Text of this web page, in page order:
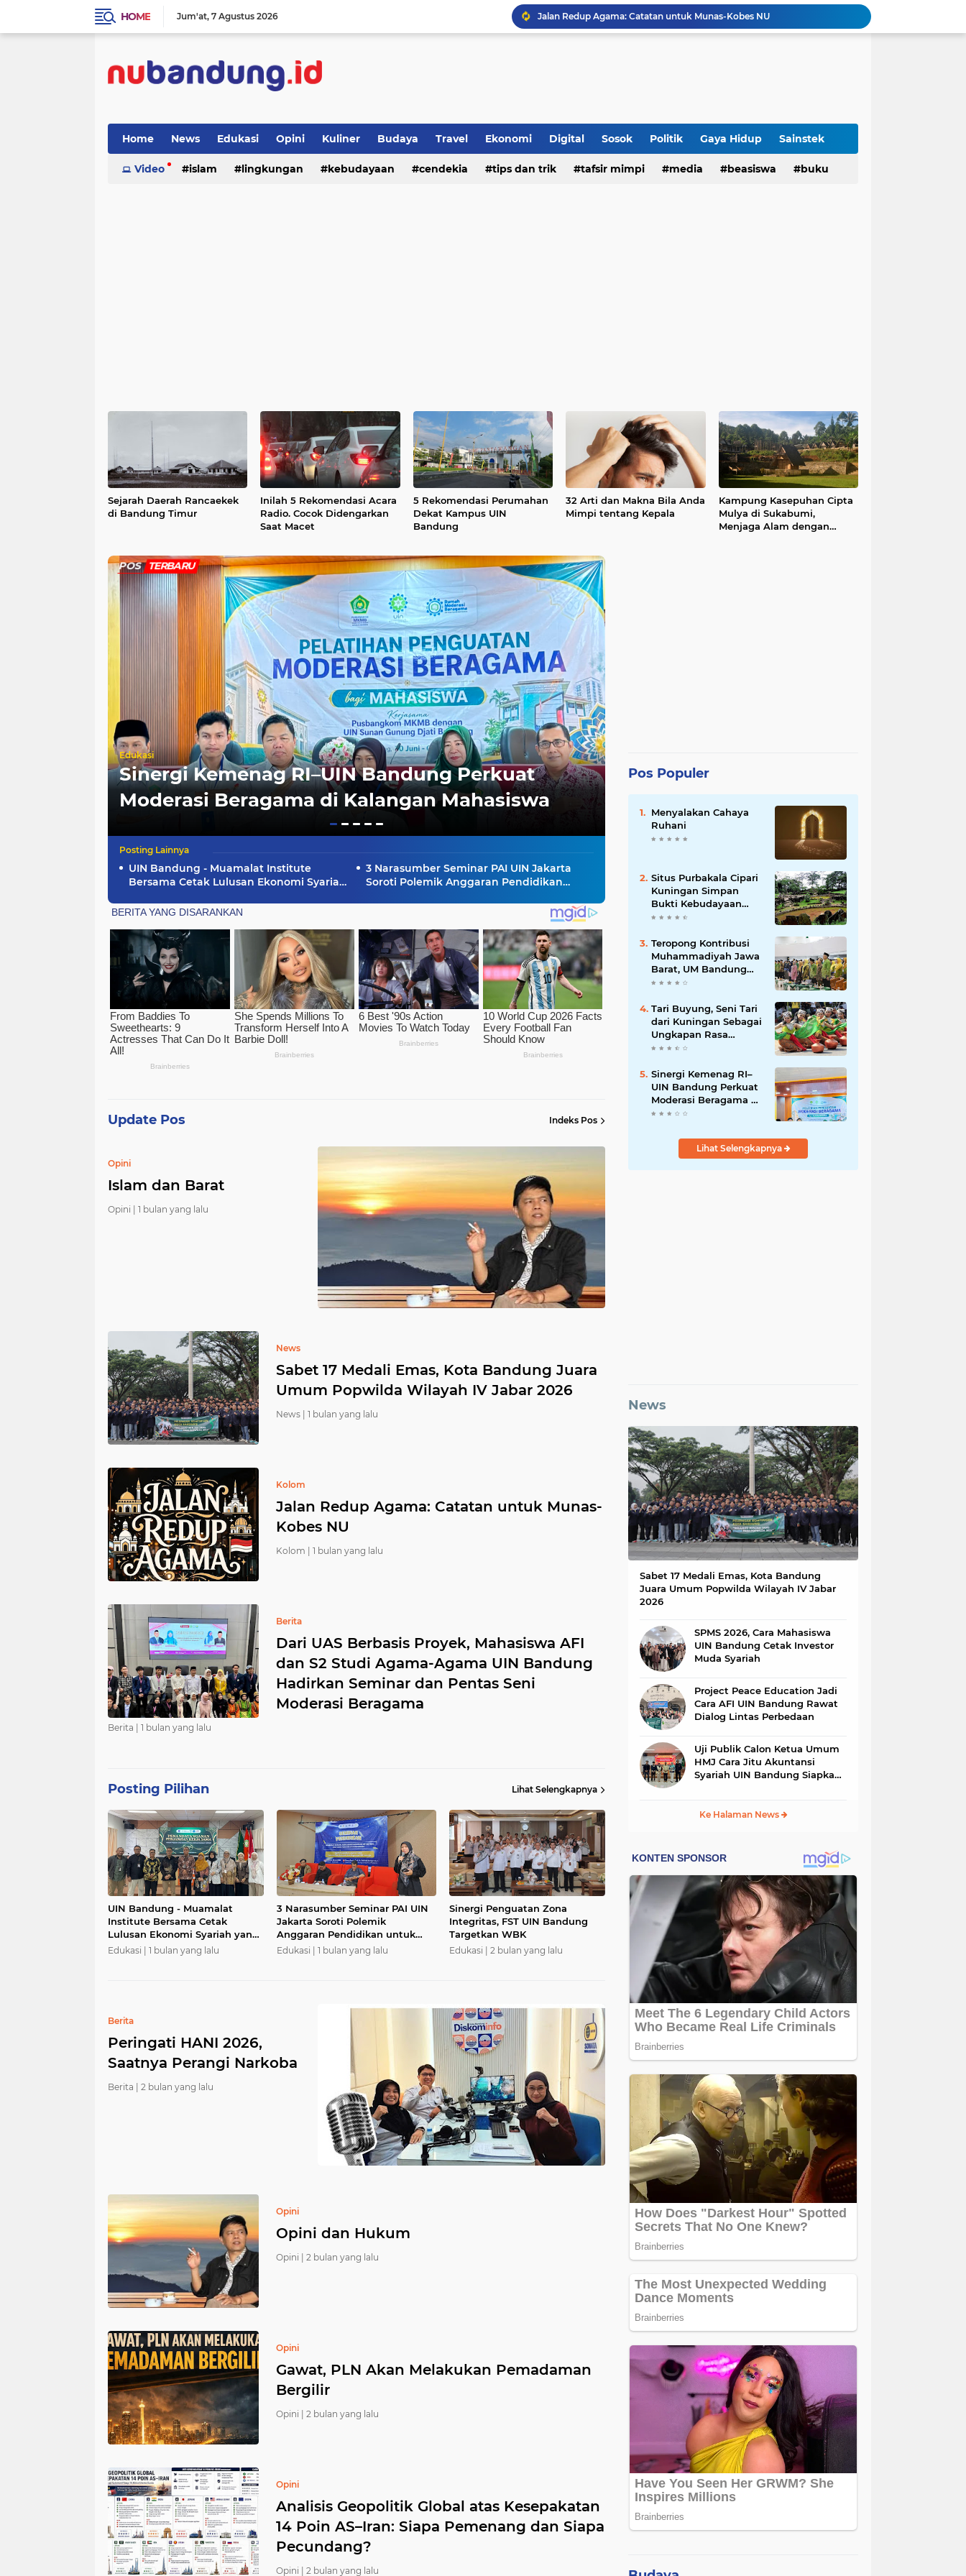
HOME Jum'at 7 Agustus 2026
Jalan Redup Agama: Catatan untuk Munas-Kobes NU
Dari UAS Berbasis Proyek, Mahasiswa AFI dan S2 Studi Agama-Agama UIN Bandung Hadirkan Seminar dan Pentas Seni Moderasi Beragama
Islam dan Barat
Home News Edukasi Opini Kuliner Budaya Travel Ekonomi Digital Sosok Politik Gaya Hidup Sainstek
Video islam lingkungan kebudayaan cendekia tips dan trik tafsir mimpi media beasiswa buku
Sejarah Daerah Rancaekek
di Bandung Timur
Inilah 5 Rekomendasi Acara
Radio. Cocok Didengarkan
Saat Macet
5 Rekomendasi Perumahan
Dekat Kampus UIN
Bandung
32 Arti dan Makna Bila Anda
Mimpi tentang Kepala
Kampung Kasepuhan Cipta
Mulya di Sukabumi,
Menjaga Alam dengan
POS TERBARU
Edukasi
Sinergi Kemenag RI–UIN Bandung Perkuat
Moderasi Beragama di Kalangan Mahasiswa
Opini
UIN Bandung - Muamalat Institute
Bersama Cetak Lulusan Ekonomi Syariah
3 Narasumber Seminar PAI UIN Jakarta
Soroti Polemik Anggaran Pendidikan
Update Pos Indeks Pos
Opini
Islam dan Barat
Opini | 1 bulan yang lalu
News
Sabet 17 Medali Emas, Kota Bandung Juara
Umum Popwilda Wilayah IV Jabar 2026
News | 1 bulan yang lalu
Kolom
Jalan Redup Agama: Catatan untuk Munas-
Kobes NU
Kolom | 1 bulan yang lalu
Berita
Dari UAS Berbasis Proyek, Mahasiswa AFI
dan S2 Studi Agama-Agama UIN Bandung
Hadirkan Seminar dan Pentas Seni
Moderasi Beragama
Berita | 1 bulan yang lalu
Posting Pilihan Lihat Selengkapnya
UIN Bandung - Muamalat
Institute Bersama Cetak
Lulusan Ekonomi Syariah yang
Kompeten dan Berkah
Edukasi | 1 bulan yang lalu
3 Narasumber Seminar PAI UIN
Jakarta Soroti Polemik
Anggaran Pendidikan untuk
MBG
Edukasi | 1 bulan yang lalu
Sinergi Penguatan Zona
Integritas, FST UIN Bandung
Targetkan WBK
Edukasi | 2 bulan yang lalu
Berita
Peringati HANI 2026,
Saatnya Perangi Narkoba
Berita | 2 bulan yang lalu
Opini
Opini dan Hukum
Opini | 2 bulan yang lalu
Opini
Gawat, PLN Akan Melakukan Pemadaman
Bergilir
Opini | 2 bulan yang lalu
Opini
Analisis Geopolitik Global atas Kesepakatan
14 Poin AS–Iran: Siapa Pemenang dan Siapa
Pecundang?
Opini | 2 bulan yang lalu
Pos Populer
Menyalakan Cahaya
Ruhani
Situs Purbakala Cipari
Kuningan Simpan
Bukti Kebudayaan
Manusia Masa
Teropong Kontribusi
Muhammadiyah Jawa
Barat, UM Bandung
Gelar Dialog
Tari Buyung, Seni Tari
dari Kuningan Sebagai
Ungkapan Rasa
Syukur
Sinergi Kemenag RI–
UIN Bandung Perkuat
Moderasi Beragama di
Kalangan Mahasiswa
Lihat Selengkapnya
News
Sabet 17 Medali Emas, Kota Bandung
Juara Umum Popwilda Wilayah IV Jabar
2026
SPMS 2026, Cara Mahasiswa
UIN Bandung Cetak Investor
Muda Syariah
Project Peace Education Jadi
Cara AFI UIN Bandung Rawat
Dialog Lintas Perbedaan
Uji Publik Calon Ketua Umum
HMJ Cara Jitu Akuntansi
Syariah UIN Bandung Siapkan
Ke Halaman News